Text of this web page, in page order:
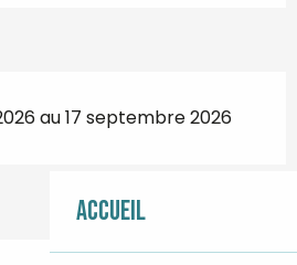
Accueil
au 17 septembre 2026